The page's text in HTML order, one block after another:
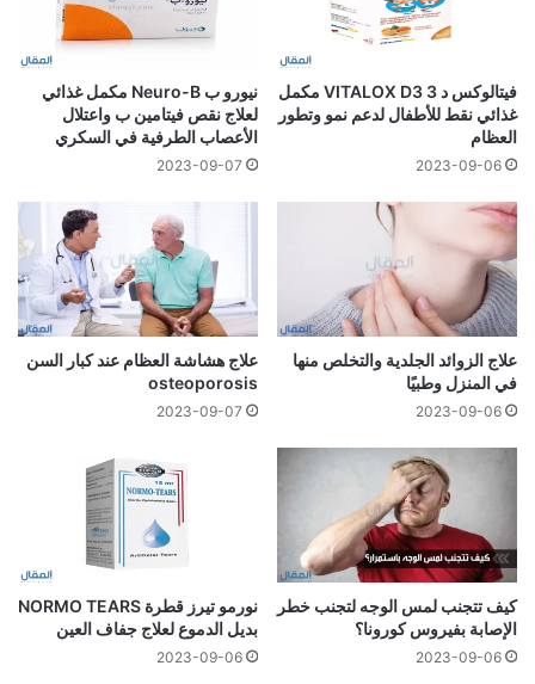
فيتالوكس د 3 VITALOX D3 مكمل
غذائي نقط للأطفال لدعم نمو وتطور
العظام
2023-09-06
نيورو ب Neuro-B مكمل غذائي
لعلاج نقص فيتامين ب واعتلال
الأعصاب الطرفية في السكري
2023-09-07
علاج الزوائد الجلدية والتخلص منها
في المنزل وطبيًا
2023-09-06
علاج هشاشة العظام عند كبار السن
osteoporosis
2023-09-07
كيف تتجنب لمس الوجه لتجنب خطر
الإصابة بفيروس كورونا؟
2023-09-06
نورمو تيرز قطرة NORMO TEARS
بديل الدموع لعلاج جفاف العين
2023-09-06